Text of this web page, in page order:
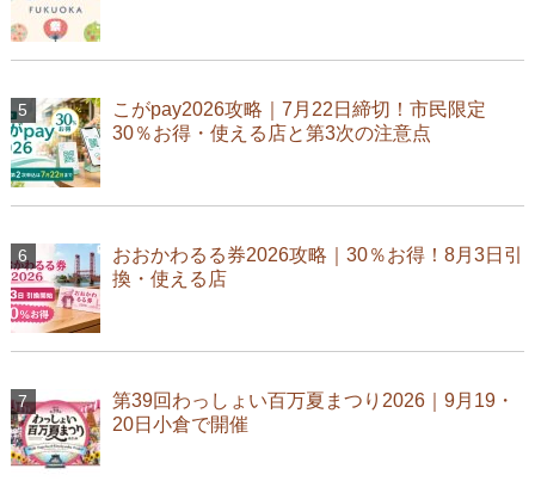
こがpay2026攻略｜7月22日締切！市民限定
30％お得・使える店と第3次の注意点
おおかわるる券2026攻略｜30％お得！8月3日引
換・使える店
第39回わっしょい百万夏まつり2026｜9月19・
20日小倉で開催